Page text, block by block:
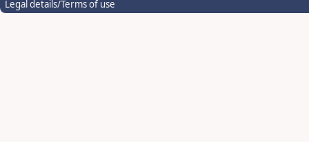
Legal details/Terms of use